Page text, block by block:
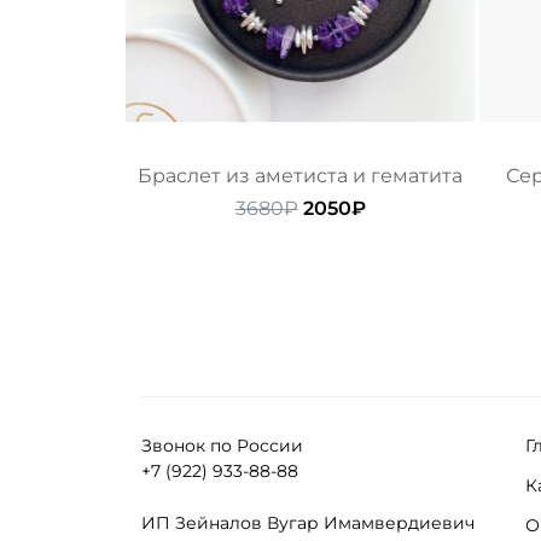
Браслет из аметиста и гематита
3680₽ Первоначальная
2050₽Текущая
Звонок по России
+7 (922) 933-88-88
ИП Зейналов Вугар Имамвердиевич